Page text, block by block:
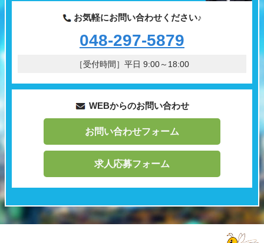
お気軽にお問い合わせください♪
048-297-5879
［受付時間］平日 9:00～18:00
WEBからのお問い合わせ
お問い合わせフォーム
求人応募フォーム